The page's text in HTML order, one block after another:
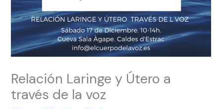
Relación Laringe y Útero a
través de la voz